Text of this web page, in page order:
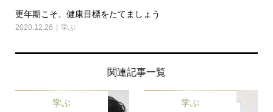
更年期こそ、健康目標をたてましょう
2020.12.26 学ぶ
関連記事一覧
学ぶ 学ぶ